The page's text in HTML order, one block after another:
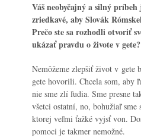
Váš neobyčajný a silný
zriedkavé, aby Slovák
Prečo ste sa rozhodli otvoriť
ukázať pravdu o živote v gete?
Nemôžeme zlepšiť život v gete
gete hovorili. Chcela som, aby
nie sme zlí ľudia. Sme presne
všetci ostatní, no, bohužiaľ sme
ktorej veľmi ťažké vyjsť von.
pomoci je takmer nemožné.